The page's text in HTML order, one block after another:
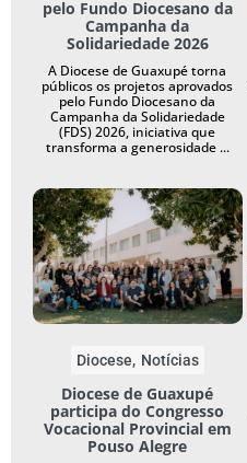
pelo Fundo Diocesano da
Campanha da
Solidariedade 2026
A Diocese de Guaxupé torna
públicos os projetos aprovados
pelo Fundo Diocesano da
Campanha da Solidariedade
(FDS) 2026, iniciativa que
transforma a generosidade ...
Diocese Notícias
Diocese de Guaxupé
participa do Congresso
Vocacional Provincial em
Pouso Alegre